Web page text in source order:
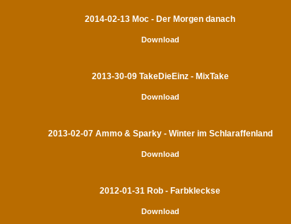
2014-02-13 Moc - Der Morgen danach
Download
2013-30-09 TakeDieEinz - MixTake
Download
2013-02-07 Ammo & Sparky - Winter im Schlaraffenland
Download
2012-01-31 Rob - Farbkleckse
Download